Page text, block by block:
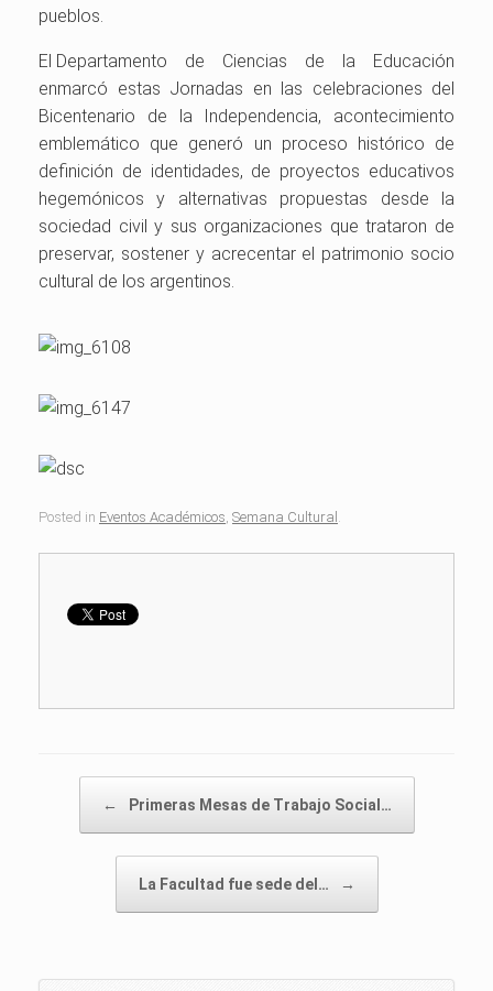
pueblos.
El Departamento de Ciencias de la Educación
enmarcó estas Jornadas en las celebraciones del
Bicentenario de la Independencia, acontecimiento
emblemático que generó un proceso histórico de
definición de identidades, de proyectos educativos
hegemónicos y alternativas propuestas desde la
sociedad civil y sus organizaciones que trataron de
preservar, sostener y acrecentar el patrimonio socio
cultural de los argentinos.
Posted in Eventos Académicos Semana Cultural
← Primeras Mesas de Trabajo Social…
La Facultad fue sede del… →